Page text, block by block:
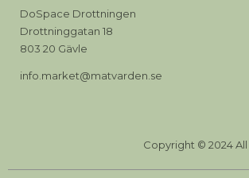
DoSpace Drottningen
Drottninggatan 18
803 20 Gävle
info.market@matvarden.se
Copyright © 2024 All